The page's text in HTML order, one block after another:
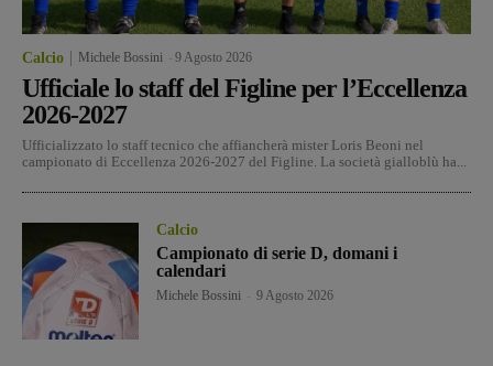
Calcio Michele Bossini 9 Agosto 2026
Ufficiale lo staff del Figline per l’Eccellenza
2026-2027
Ufficializzato lo staff tecnico che affiancherà mister Loris Beoni nel
campionato di Eccellenza 2026-2027 del Figline. La società gialloblù ha...
Calcio
Campionato di serie D, domani i
calendari
Michele Bossini 9 Agosto 2026